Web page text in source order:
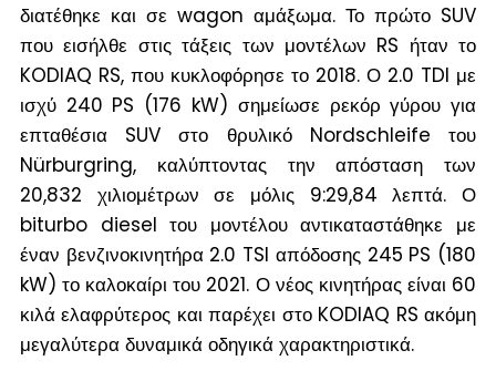
διατέθηκε και σε wagon αμάξωμα. Το πρώτο SUV
που εισήλθε στις τάξεις των μοντέλων RS ήταν το
KODIAQ RS, που κυκλοφόρησε το 2018. Ο 2.0 TDI με
ισχύ 240 PS (176 kW) σημείωσε ρεκόρ γύρου για
επταθέσια SUV στο θρυλικό Nordschleife του
Nürburgring, καλύπτοντας την απόσταση των
20,832 χιλιομέτρων σε μόλις 9:29,84 λεπτά. Ο
biturbo diesel του μοντέλου αντικαταστάθηκε με
έναν βενζινοκινητήρα 2.0 TSI απόδοσης 245 PS (180
kW) το καλοκαίρι του 2021. Ο νέος κινητήρας είναι 60
κιλά ελαφρύτερος και παρέχει στο KODIAQ RS ακόμη
μεγαλύτερα δυναμικά οδηγικά χαρακτηριστικά.